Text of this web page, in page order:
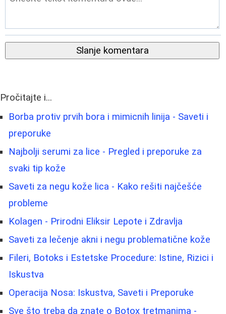
Slanje komentara
Pročitajte i...
Borba protiv prvih bora i mimicnih linija - Saveti i
preporuke
Najbolji serumi za lice - Pregled i preporuke za
svaki tip kože
Saveti za negu kože lica - Kako rešiti najčešće
probleme
Kolagen - Prirodni Eliksir Lepote i Zdravlja
Saveti za lečenje akni i negu problematične kože
Fileri, Botoks i Estetske Procedure: Istine, Rizici i
Iskustva
Operacija Nosa: Iskustva, Saveti i Preporuke
Sve što treba da znate o Botox tretmanima -